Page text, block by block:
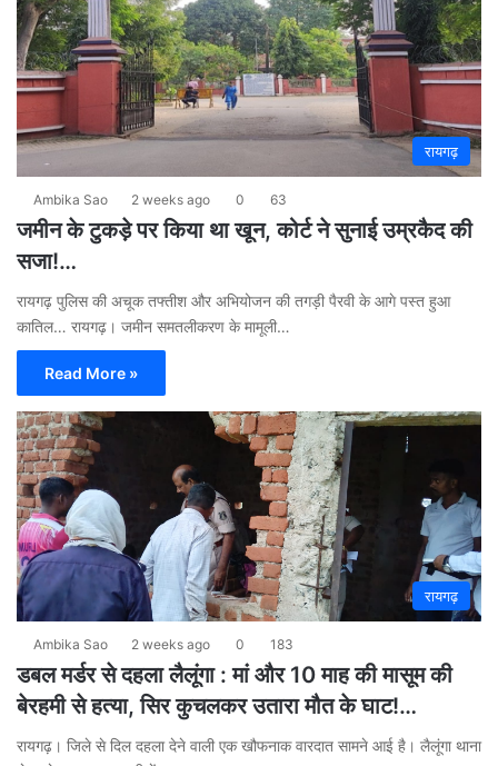
रायगढ़
Ambika Sao 2 weeks ago 0 63
जमीन के टुकड़े पर किया था खून, कोर्ट ने सुनाई उम्रकैद की
सजा!…
रायगढ़ पुलिस की अचूक तफ्तीश और अभियोजन की तगड़ी पैरवी के आगे पस्त हुआ
कातिल… रायगढ़। जमीन समतलीकरण के मामूली…
Read More »
रायगढ़
Ambika Sao 2 weeks ago 0 183
डबल मर्डर से दहला लैलूंगा : मां और 10 माह की मासूम की
बेरहमी से हत्या, सिर कुचलकर उतारा मौत के घाट!…
रायगढ़। जिले से दिल दहला देने वाली एक खौफनाक वारदात सामने आई है। लैलूंगा थाना